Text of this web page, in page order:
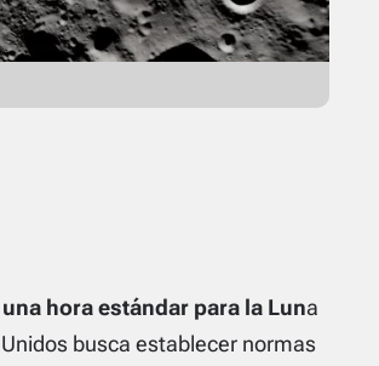
hora estándar para la Luna
busca establecer normas